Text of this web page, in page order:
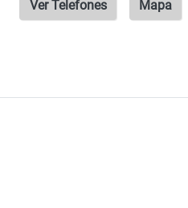
Ver Telefones Mapa